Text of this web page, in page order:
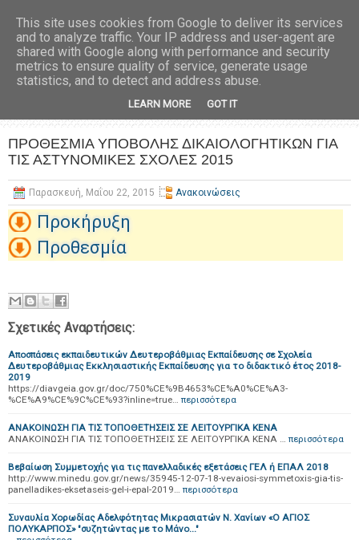
ΠΡΟΘΕΣΜΙΑ ΥΠΟΒΟΛΗΣ ΔΙΚΑΙΟΛΟΓΗΤΙΚΩΝ ΓΙΑ
ΤΙΣ ΑΣΤΥΝΟΜΙΚΕΣ ΣΧΟΛΕΣ 2015
Παρασκευή, Μαΐου 22, 2015 Ανακοινώσεις
Προκήρυξη
Προθεσμία
Σχετικές Αναρτήσεις:
Αποσπάσεις εκπαιδευτικών Δευτεροβάθμιας Εκπαίδευσης σε Σχολεία
Δευτεροβάθμιας Εκκλησιαστικής Εκπαίδευσης για το διδακτικό έτος 2018-
2019
https://diavgeia.gov.gr/doc/750%CE%9B4653%CE%A0%CE%A3-
%CE%A9%CE%9C%CE%93?inline=true… περισσότερα
ΑΝΑΚΟΙΝΩΣΗ ΓΙΑ ΤΙΣ ΤΟΠΟΘΕΤΗΣΕΙΣ ΣΕ ΛΕΙΤΟΥΡΓΙΚΑ ΚΕΝΑ
ΑΝΑΚΟΙΝΩΣΗ ΓΙΑ ΤΙΣ ΤΟΠΟΘΕΤΗΣΕΙΣ ΣΕ ΛΕΙΤΟΥΡΓΙΚΑ ΚΕΝΑ … περισσότερα
Βεβαίωση Συμμετοχής για τις πανελλαδικές εξετάσεις ΓΕΛ ή ΕΠΑΛ 2018
http://www.minedu.gov.gr/news/35945-12-07-18-vevaiosi-symmetoxis-gia-tis-
panelladikes-eksetaseis-gel-i-epal-2019… περισσότερα
Συναυλία Χορωδίας Αδελφότητας Μικρασιατών Ν. Χανίων «Ο ΑΓΙΟΣ
ΠΟΛΥΚΑΡΠΟΣ» "συζητώντας με το Μάνο..."
This site uses cookies from Google to deliver its services
and to analyze traffic. Your IP address and user-agent are
shared with Google along with performance and security
metrics to ensure quality of service, generate usage
statistics, and to detect and address abuse.
LEARN MORE GOT IT